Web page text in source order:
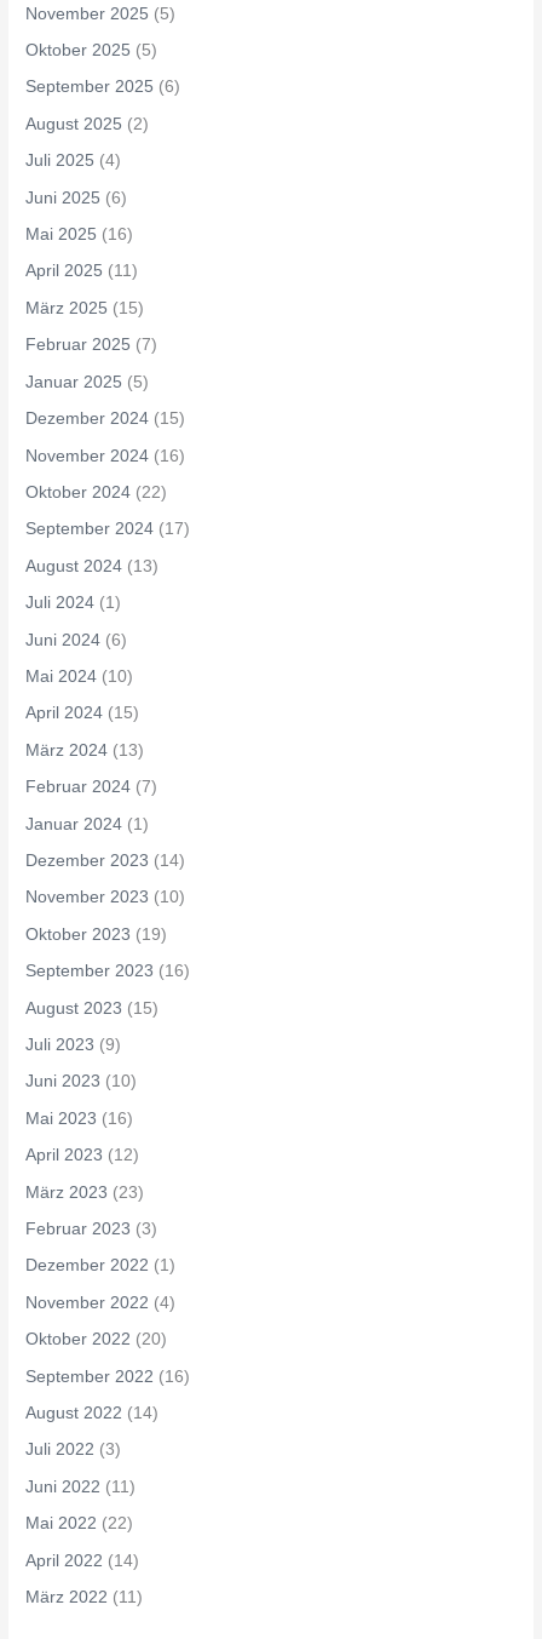
November 2025 (5)
Oktober 2025 (5)
September 2025 (6)
August 2025 (2)
Juli 2025 (4)
Juni 2025 (6)
Mai 2025 (16)
April 2025 (11)
März 2025 (15)
Februar 2025 (7)
Januar 2025 (5)
Dezember 2024 (15)
November 2024 (16)
Oktober 2024 (22)
September 2024 (17)
August 2024 (13)
Juli 2024 (1)
Juni 2024 (6)
Mai 2024 (10)
April 2024 (15)
März 2024 (13)
Februar 2024 (7)
Januar 2024 (1)
Dezember 2023 (14)
November 2023 (10)
Oktober 2023 (19)
September 2023 (16)
August 2023 (15)
Juli 2023 (9)
Juni 2023 (10)
Mai 2023 (16)
April 2023 (12)
März 2023 (23)
Februar 2023 (3)
Dezember 2022 (1)
November 2022 (4)
Oktober 2022 (20)
September 2022 (16)
August 2022 (14)
Juli 2022 (3)
Juni 2022 (11)
Mai 2022 (22)
April 2022 (14)
März 2022 (11)